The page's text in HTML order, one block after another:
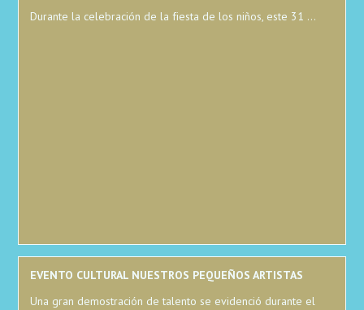
Durante la celebración de la fiesta de los niños, este 31 ...
EVENTO CULTURAL NUESTROS PEQUEÑOS ARTISTAS
Una gran demostración de talento se evidenció durante el